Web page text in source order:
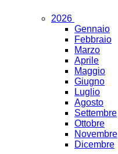
2026
Gennaio
Febbraio
Marzo
Aprile
Maggio
Giugno
Luglio
Agosto
Settembre
Ottobre
Novembre
Dicembre